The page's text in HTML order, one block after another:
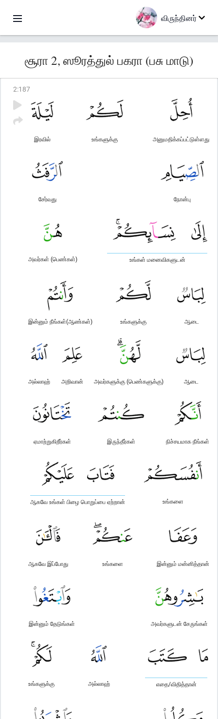
விருந்தினர்
சூரா 2, ஸூரத்துல் பகரா (பசு மாடு)
2:187
அனுமதிக்கப்பட்டுள்ளது
உங்களுக்கு
இரவில்
நோன்பு
சேர்வது
உங்கள் மனைவிகளுடன்
அவர்கள் (பெண்கள்)
ஆடை
உங்களுக்கு
இன்னும் நீங்கள்(ஆண்கள்)
ஆடை
அவர்களுக்கு (பெண்களுக்கு)
அறிவான்
அல்லாஹ்
நிச்சயமாக நீங்கள்
இருந்தீர்கள்
ஏமாற்றுகிறீர்கள்
உங்களை
ஆகவே உங்கள் பிழை பொறுப்பை ஏற்றான்
இன்னும் மன்னித்தான்
உங்களை
ஆகவே இப்போது
அவர்களுடன் சேருங்கள்
இன்னும் தேடுங்கள்
எதை/விதித்தான்
அல்லாஹ்
உங்களுக்கு